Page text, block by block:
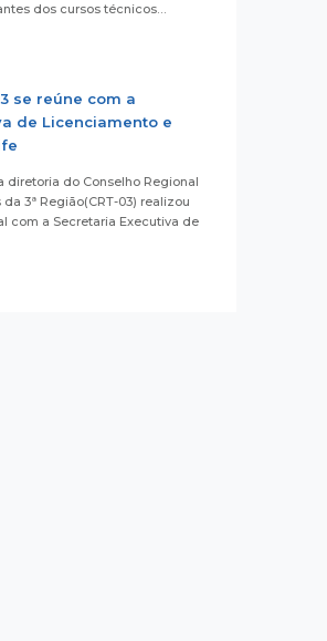
dos cursos técnicos…
se reúne com a
de Licenciamento e
diretoria do Conselho Regional
3ª Região(CRT-03) realizou
com a Secretaria Executiva de